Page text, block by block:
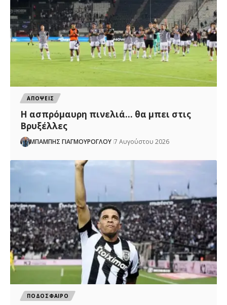
ΑΠΟΨΕΙΣ
Η ασπρόμαυρη πινελιά… θα μπει στις
Βρυξέλλες
ΜΠΑΜΠΗΣ ΓΙΑΓΜΟΥΡΟΓΛΟΥ 7 Αυγούστου 2026
ΠΟΔΟΣΦΑΙΡΟ